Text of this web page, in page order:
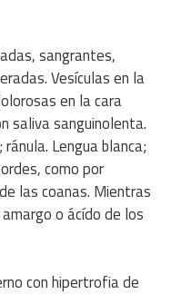
sangrantes,
Vesículas en la
en la cara
saliva sanguinolenta.
Lengua blanca;
como por
las coanas. Mientras
o ácído de los
con hipertrofia de